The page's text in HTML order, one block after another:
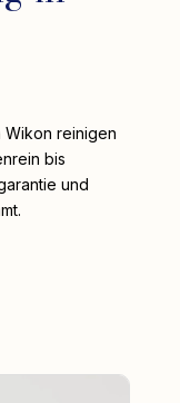
Wikon reinigen
bis
und